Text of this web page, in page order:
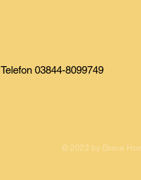
Telefon 03844-8099749
© 2023 by Grace